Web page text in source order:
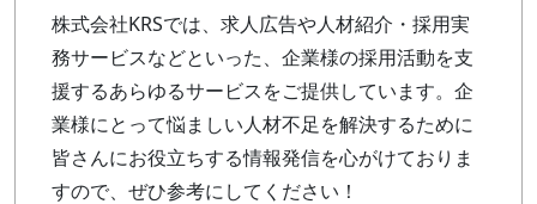
株式会社KRSでは、求人広告や人材紹介・採用実
務サービスなどといった、企業様の採用活動を支
援するあらゆるサービスをご提供しています。企
業様にとって悩ましい人材不足を解決するために
皆さんにお役立ちする情報発信を心がけておりま
すので、ぜひ参考にしてください！